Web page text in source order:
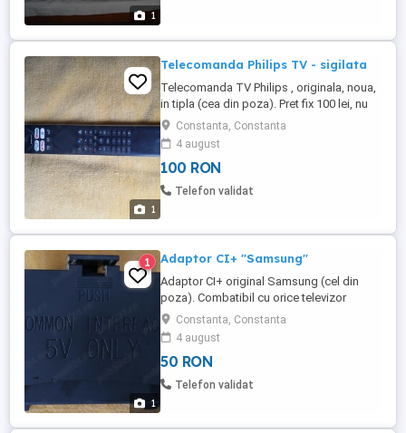
1
1
Telecomanda Philips TV - sigilata
Telecomanda TV Philips , originala, noua,
in tipla (cea din poza). Pret fix 100 lei, nu
fac schimburi, NU trimit in tara.
Constanta, Constanta
4 august
100 RON
Telefon validat
1
1 Adaptor CI+ "Samsung"
Adaptor CI+ original Samsung (cel din
poza). Combatibil cu orice televizor
Samsung care are orificiu pentru adaptor.
Pret fix 50 lei, nu fac schimburi, NU trimit in
tara.
Constanta, Constanta
4 august
50 RON
Telefon validat